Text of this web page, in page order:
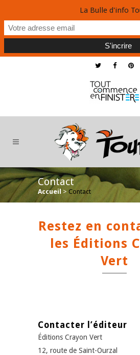
Contact
Accueil > Contact
Restez en
les Éditions
Vert
Contacter l’éditeur
Éditions Crayon Vert
12, route de Saint-Ourzal
La Bulle d'info